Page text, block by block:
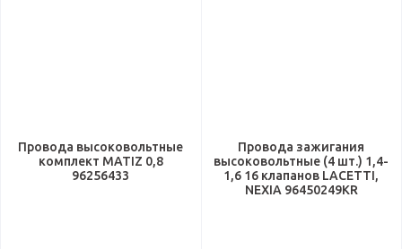
Провода высоковольтные
комплект MATIZ 0,8
96256433
Провода зажигания
высоковольтные (4 шт.) 1,4-
1,6 16 клапанов LACETTI,
NEXIA 96450249KR